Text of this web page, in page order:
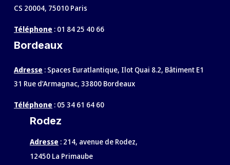
CS 20004, 75010 Paris
Téléphone : 01 84 25 40 66
Bordeaux
Adresse : Spaces Euratlantique, Ilot Quai 8.2, Bâtiment E1
31 Rue d’Armagnac, 33800 Bordeaux
Téléphone : 05 34 61 64 60
Rodez
Adresse : 214, avenue de Rodez,
12450 La Primaube